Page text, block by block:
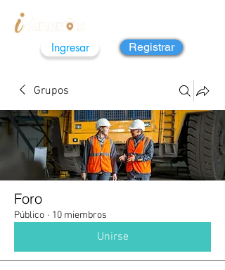
Ingresar Registrar
Grupos
Foro
Público · 10 miembros
Unirse